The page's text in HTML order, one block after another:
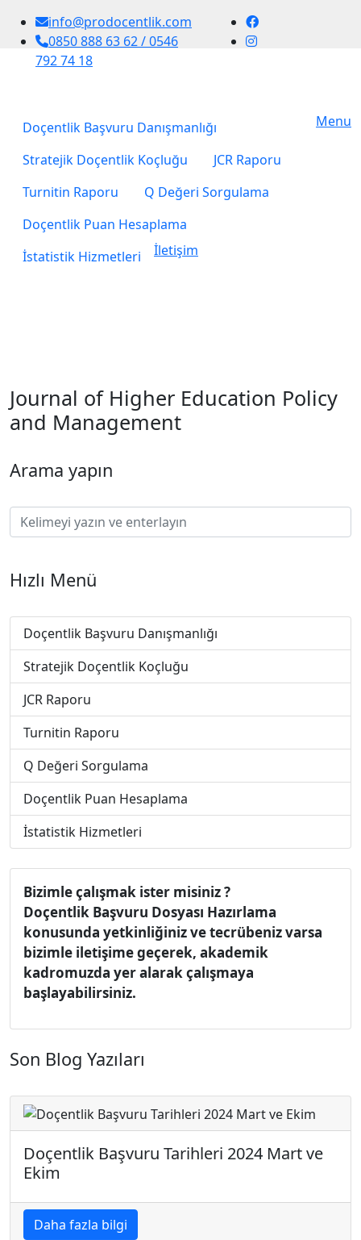
info@prodocentlik.com
0850 888 63 62 / 0546
792 74 18
Doçentlik Başvuru Danışmanlığı
Stratejik Doçentlik Koçluğu
JCR Raporu
Turnitin Raporu
Q Değeri Sorgulama
Doçentlik Puan Hesaplama
İstatistik Hizmetleri
İletişim
Menu
Journal of Higher Education Policy
and Management
Arama yapın
Hızlı Menü
Doçentlik Başvuru Danışmanlığı
Stratejik Doçentlik Koçluğu
JCR Raporu
Turnitin Raporu
Q Değeri Sorgulama
Doçentlik Puan Hesaplama
İstatistik Hizmetleri
Bizimle çalışmak ister misiniz ?
Doçentlik Başvuru Dosyası Hazırlama
konusunda yetkinliğiniz ve tecrübeniz varsa
bizimle iletişime geçerek, akademik
kadromuzda yer alarak çalışmaya
başlayabilirsiniz.
Son Blog Yazıları
Doçentlik Başvuru Tarihleri 2024 Mart ve
Ekim
Daha fazla bilgi